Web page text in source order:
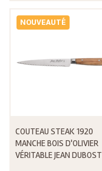
NOUVEAUTÉ
COUTEAU STEAK 1920
MANCHE BOIS D'OLIVIER
VÉRITABLE JEAN DUBOST